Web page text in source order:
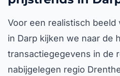
Voor een realistisch
in Darp kijken we naar de
transactiegegevens in de
nabijgelegen regio